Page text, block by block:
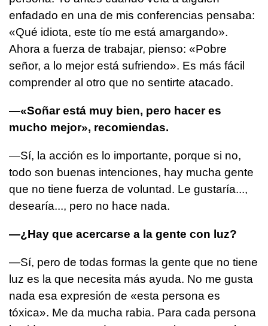
enfadado en una de mis conferencias pensaba:
«Qué idiota, este tío me está amargando».
Ahora a fuerza de trabajar, pienso: «Pobre
señor, a lo mejor está sufriendo». Es más fácil
comprender al otro que no sentirte atacado.
—«Soñar está muy bien, pero hacer es
mucho mejor», recomiendas.
—Sí, la acción es lo importante, porque si no,
todo son buenas intenciones, hay mucha gente
que no tiene fuerza de voluntad. Le gustaría...,
desearía..., pero no hace nada.
—¿Hay que acercarse a la gente con luz?
—Sí, pero de todas formas la gente que no tiene
luz es la que necesita más ayuda. No me gusta
nada esa expresión de «esta persona es
tóxica». Me da mucha rabia. Para cada persona